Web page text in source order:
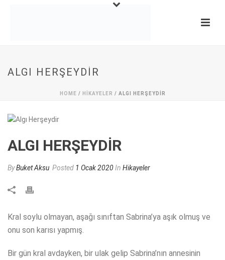
ALGI HERŞEYDIR
HOME / HIKAYELER / ALGI HERŞEYDIR
ALGI HERŞEYDIR
ByBuket Aksu Posted 1 Ocak 2020In Hikayeler
Kral soylu olmayan, aşağı sınıftan Sabrina’ya aşık olmuş ve
onu son karısı yapmış.
Bir gün kral avdayken, bir ulak gelip Sabrina’nın annesinin